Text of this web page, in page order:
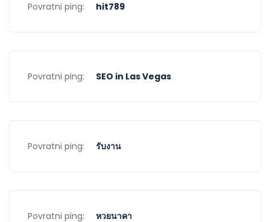
Povratni ping: hit789
Povratni ping: SEO in Las Vegas
Povratni ping: รับงาน
Povratni ping: หวยนาคา